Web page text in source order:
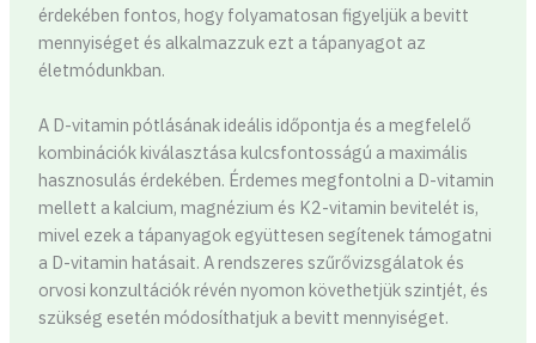
érdekében fontos, hogy folyamatosan figyeljük a bevitt
mennyiséget és alkalmazzuk ezt a tápanyagot az
életmódunkban.
A D-vitamin pótlásának ideális időpontja és a megfelelő
kombinációk kiválasztása kulcsfontosságú a maximális
hasznosulás érdekében. Érdemes megfontolni a D-vitamin
mellett a kalcium, magnézium és K2-vitamin bevitelét is,
mivel ezek a tápanyagok együttesen segítenek támogatni
a D-vitamin hatásait. A rendszeres szűrővizsgálatok és
orvosi konzultációk révén nyomon követhetjük szintjét, és
szükség esetén módosíthatjuk a bevitt mennyiséget.